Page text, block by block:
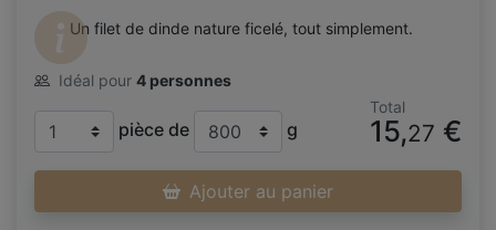
Un filet de dinde nature ficelé, tout simplement.
Idéal pour 4 personnes
pièce de g
Total
15,27 €
Ajouter au panier